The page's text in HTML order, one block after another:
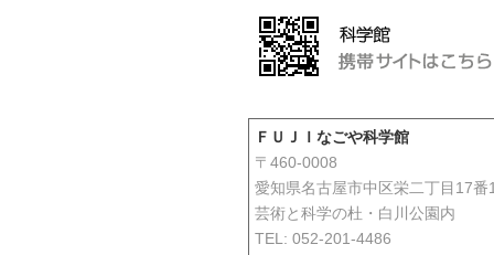
ＦＵＪＩなごや科学館
〒460-0008
愛知県名古屋市中区栄二丁目17番
芸術と科学の杜・白川公園内
TEL: 052-201-4486